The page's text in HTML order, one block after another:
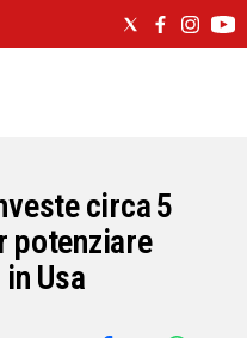
circa 5
potenziare
Usa